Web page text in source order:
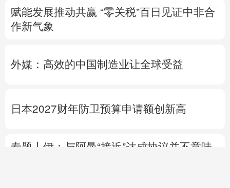
赋能发展推动共赢 “零关税”百日见证中非合
作新气象
外媒：高效的中国制造业让全球受益
日本2027财年防卫预算申请额创新高
专题丨 伊：与阿曼“接近”达成协议并不意味